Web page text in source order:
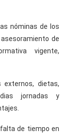
nóminas de los
de
vigente,
dietas,
jornadas y
de tiempo en